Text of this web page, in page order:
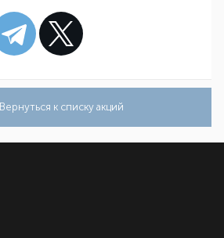
Вернуться к списку акций